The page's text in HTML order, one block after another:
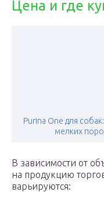
Цена и где
Purina One для
мелких
В зависимости от
на продукцию
варьируются: